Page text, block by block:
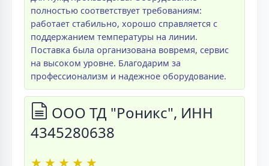
полностью соответствует требованиям:
работает стабильно, хорошо справляется с
поддержанием температуры на линии.
Поставка была организована вовремя, сервис
на высоком уровне. Благодарим за
профессионализм и надежное оборудование.
ООО ТД "Роникс", ИНН
4345280638
★ ★ ★ ★ ★